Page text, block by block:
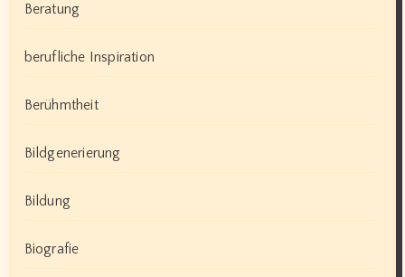
Beratung
berufliche Inspiration
Berühmtheit
Bildgenerierung
Bildung
Biografie